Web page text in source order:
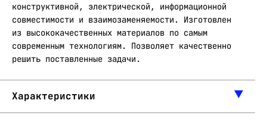
конструктивной, электрической, информационной
совместимости и взаимозаменяемости. Изготовлен
из высококачественных материалов по самым
современным технологиям. Позволяет качественно
решить поставленные задачи.
Характеристики